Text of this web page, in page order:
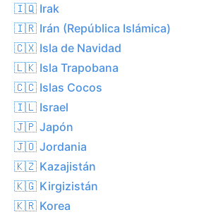
🇮🇶 Irak
🇮🇷 Irán (República Islámica)
🇨🇽 Isla de Navidad
🇱🇰 Isla Trapobana
🇨🇨 Islas Cocos
🇮🇱 Israel
🇯🇵 Japón
🇯🇴 Jordania
🇰🇿 Kazajistán
🇰🇬 Kirgizistán
🇰🇷 Korea